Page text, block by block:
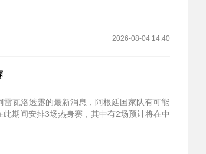
2026-08-04 14:40
瓦洛透露的最新消息，阿根廷国家队有可能
期间安排3场热身赛，其中有2场预计将在中